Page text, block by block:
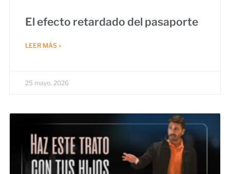
El efecto retardado del pasaporte
LEER MÁS »
25 mayo, 2026